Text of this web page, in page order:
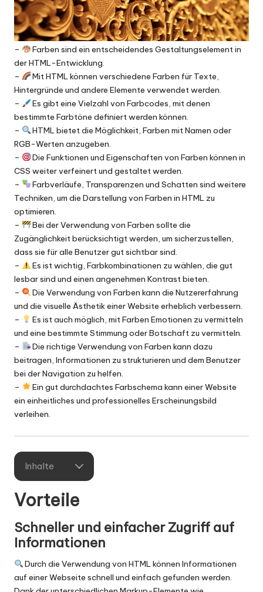
–
Farben sind ein entscheidendes Gestaltungselement in
der HTML-Entwicklung.
–
Mit HTML können verschiedene Farben für Texte,
Hintergründe und andere Elemente verwendet werden.
–
Es gibt eine Vielzahl von Farbcodes, mit denen
bestimmte Farbtöne definiert werden können.
–
HTML bietet die Möglichkeit, Farben mit Namen oder
RGB-Werten anzugeben.
–
Die Funktionen und Eigenschaften von Farben können in
CSS weiter verfeinert und gestaltet werden.
–
Farbverläufe, Transparenzen und Schatten sind weitere
Techniken, um die Darstellung von Farben in HTML zu
optimieren.
–
Bei der Verwendung von Farben sollte die
Zugänglichkeit berücksichtigt werden, um sicherzustellen,
dass sie für alle Benutzer gut sichtbar sind.
–
Es ist wichtig, Farbkombinationen zu wählen, die gut
lesbar sind und einen angenehmen Kontrast bieten.
–
Die Verwendung von Farben kann die Nutzererfahrung
und die visuelle Ästhetik einer Website erheblich verbessern.
–
Es ist auch möglich, mit Farben Emotionen zu vermitteln
und eine bestimmte Stimmung oder Botschaft zu vermitteln.
–
Die richtige Verwendung von Farben kann dazu
beitragen, Informationen zu strukturieren und dem Benutzer
bei der Navigation zu helfen.
–
Ein gut durchdachtes Farbschema kann einer Website
ein einheitliches und professionelles Erscheinungsbild
verleihen.
Inhalte
Vorteile
Schneller und einfacher Zugriff auf
Informationen
Durch die Verwendung von HTML können Informationen
auf einer Webseite schnell und einfach gefunden werden.